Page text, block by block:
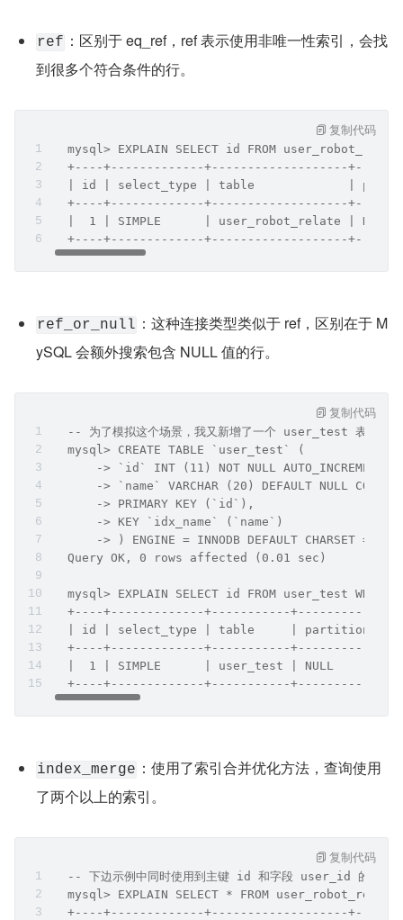
ref ：区别于 eq_ref，ref 表示使用非唯一性索引，会找
到很多个符合条件的行。
mysql> EXPLAIN SELECT id FROM
+----+-------------+-------------------
| id | select_type | table             |
+----+-------------+-------------------
|  1 | SIMPLE      | user_robot_relate | NULL
+----+-------------+-------------------
复制代码
ref_or_null ：这种连接类型类似于 ref，区别在于 M
ySQL 会额外搜索包含 NULL 值的行。
  -- 为了模拟这个场景，我又新增了一个 user_test 表。
  mysql> CREATE TABLE `user_test` (
      -> `id` INT (11) NOT NULL AUTO_INCREMENT,
-> `name` VARCHAR (20) DEFAULT NULL COMMENT
      -> PRIMARY KEY (`id`),
      -> KEY `idx_name` (`name`)
-> ) ENGINE = INNODB DEFAULT CHARSET =
  Query OK, 0 rows affected (0.01 sec)
mysql> EXPLAIN SELECT id FROM user_test
+----+-------------+-----------+------------
| id | select_type | table     | partitions |
+----+-------------+-----------+------------
|  1 | SIMPLE      | user_test | NULL       |
+----+-------------+-----------+------------
复制代码
index_merge ：使用了索引合并优化方法，查询使用
了两个以上的索引。
-- 下边示例中同时使用到主键 id 和字段 user_id 的索引
mysql> EXPLAIN SELECT * FROM
+----+-------------+-------------------
复制代码